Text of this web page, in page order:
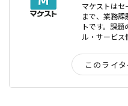
マケストはセ
まで、業務
トです。課
ル・サービ
このライ